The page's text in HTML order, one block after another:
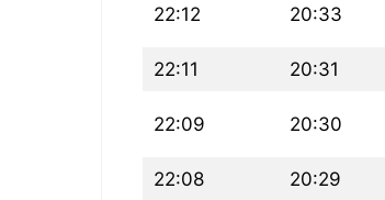
20:33
22:12
20:31
22:11
20:30
22:09
20:29
22:08